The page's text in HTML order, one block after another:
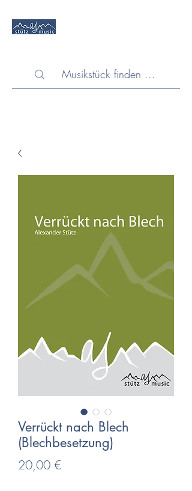
Verrückt nach Blech
(Blechbesetzung)
20,00 €Preis